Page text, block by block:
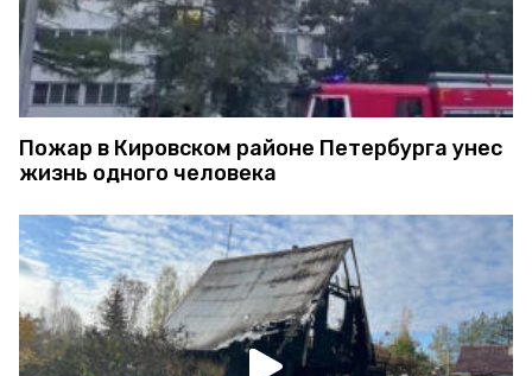
Пожар в Кировском районе Петербурга унес
жизнь одного человека